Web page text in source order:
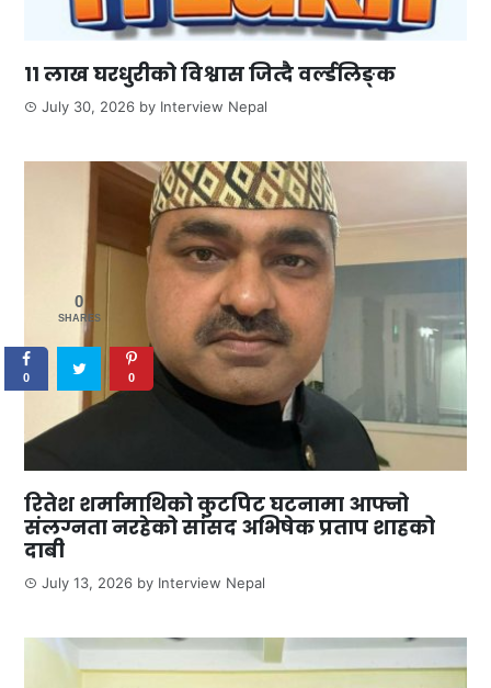
११ लाख घरधुरीको विश्वास जित्दै वर्ल्डलिङ्क
July 30, 2026 by Interview Nepal
रितेश शर्मामाथिको कुटपिट घटनामा आफ्नो
संलग्नता नरहेको सांसद अभिषेक प्रताप शाहको
दाबी
July 13, 2026 by Interview Nepal
0
SHARES
0 0